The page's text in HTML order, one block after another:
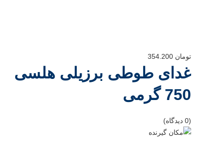
تومان
غدای طوطی برزیلی هلسی
750 گرمی
(0 دیدگاه)